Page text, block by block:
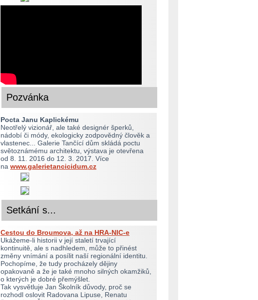
Pozvánka
Pocta Janu Kaplickému
Neotřelý vizionář, ale také designér šperků,
nádobí či módy, ekologicky zodpovědný člověk a
vlastenec... Galerie Tančící dům skládá poctu
světoznámému architektu, výstava je otevřena
od 8. 11. 2016 do 12. 3. 2017. Více
na www.galerietancicidum.cz
Setkání s...
Cestou do Broumova, až na HRA-NIC-e
Ukážeme-li historii v její staletí trvající
kontinuitě, ale s nadhledem, může to přinést
změny vnímání a posílit naší regionální identitu.
Pochopíme, že tudy procházely dějiny
opakovaně a že je také mnoho silných okamžiků,
o kterých je dobré přemýšlet.
Tak vysvětluje Jan Školník důvody, proč se
rozhodl oslovit Radovana Lipuse, Renatu